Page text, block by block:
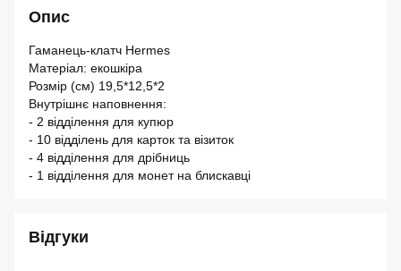
Опис
Гаманець-клатч Hermes
Матеріал: екошкіра
Розмір (см) 19,5*12,5*2
Внутрішнє наповнення:
- 2 відділення для купюр
- 10 відділень для карток та візиток
- 4 відділення для дрібниць
- 1 відділення для монет на блискавці
Відгуки